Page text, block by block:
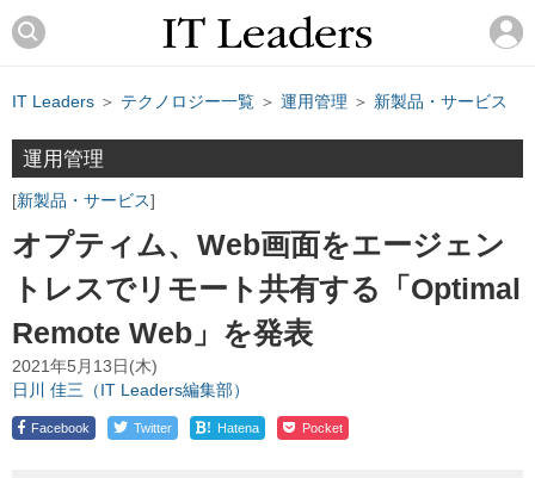
IT Leaders ＞ テクノロジー一覧 ＞ 運用管理 ＞ 新製品・サービス
運用管理
新製品・サービス
オプティム、Web画面をエージェン
トレスでリモート共有する「Optimal
Remote Web」を発表
2021年5月13日(木)
日川 佳三（IT Leaders編集部）
Facebook Twitter ! Hatena Pocket